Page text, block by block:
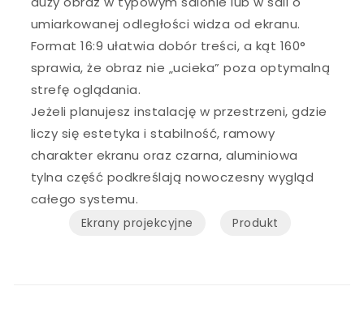
umiarkowanej odległości widza od ekranu.
Format 16:9 ułatwia dobór treści, a kąt 160°
sprawia, że obraz nie „ucieka” poza optymalną
strefę oglądania.
Jeżeli planujesz instalację w przestrzeni, gdzie
liczy się estetyka i stabilność, ramowy
charakter ekranu oraz czarna, aluminiowa
tylna część podkreślają nowoczesny wygląd
całego systemu.
Ekrany projekcyjne Produkt